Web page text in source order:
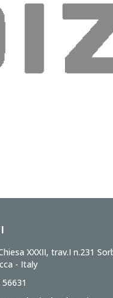
XXXII, trav.I n.231
- Italy